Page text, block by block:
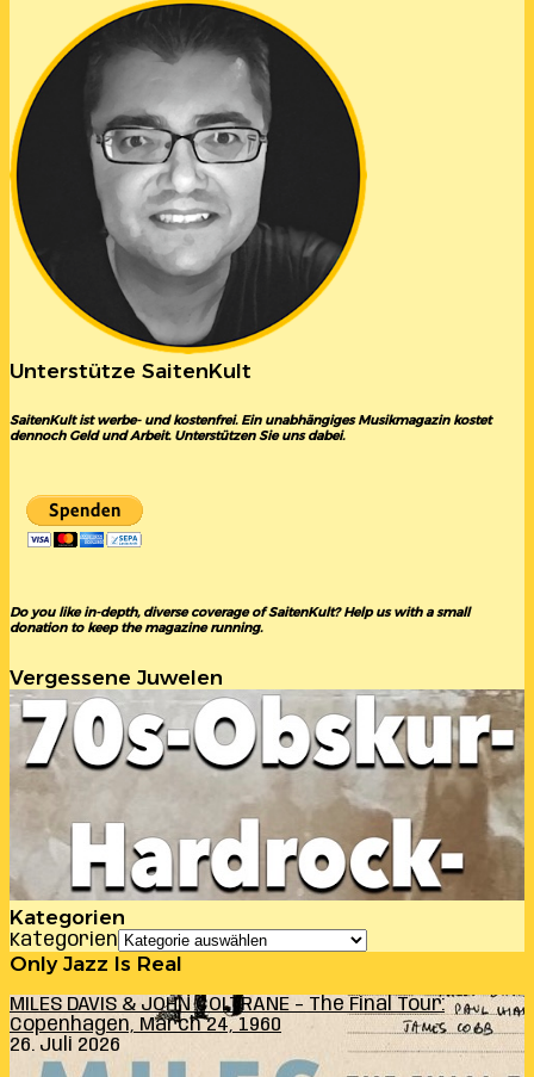
Unterstütze SaitenKult
SaitenKult ist werbe- und kostenfrei. Ein unabhängiges Musikmagazin kostet
dennoch Geld und Arbeit. Unterstützen Sie uns dabei.
Do you like in-depth, diverse coverage of SaitenKult? Help us with a small
donation to keep the magazine running.
Vergessene Juwelen
Kategorien
Kategorien
Only Jazz Is Real
MILES DAVIS & JOHN COLTRANE – The Final Tour:
Copenhagen, March 24, 1960
26. Juli 2026